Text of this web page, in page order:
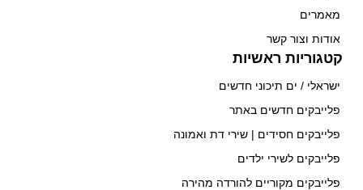
מאמרים
אודות וצור קשר
קטגוריות ראשיות
ישראלי / ים תיכוני חדשים
פלייבקים חדשים באתר
פלייבקים חסידים | שירי דת ואמונה
פלייבקים לשירי ילדים
פלייבקים מקוריים להורדה מהירה